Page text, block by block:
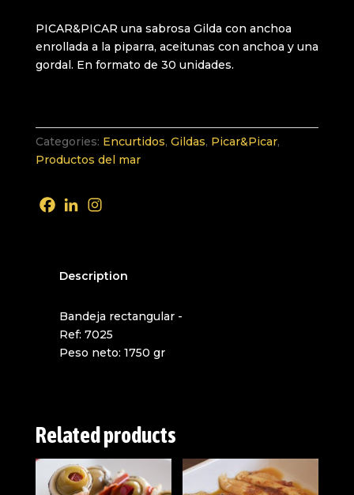
PICAR&PICAR una sabrosa Gilda con anchoa
enrollada a la piparra, aceitunas con anchoa y una
gordal. En formato de 30 unidades.
Categories: Encurtidos, Gildas, Picar&Picar,
Productos del mar
Description
Bandeja rectangular -
Ref: 7025
Peso neto: 1750 gr
Related products